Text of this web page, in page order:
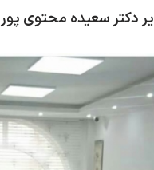
دکتر سعیده محتوی پور